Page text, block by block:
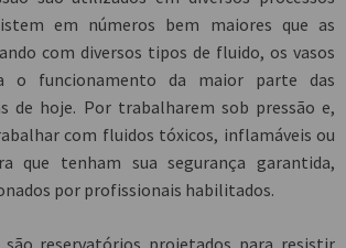
em números bem maiores que as
com diversos tipos de fluido, os vasos
o funcionamento da maior parte das
de hoje. Por trabalharem sob pressão e,
com fluidos tóxicos, inflamáveis ou
que tenham sua segurança garantida,
por profissionais habilitados.
são reservatórios projetados para resistir